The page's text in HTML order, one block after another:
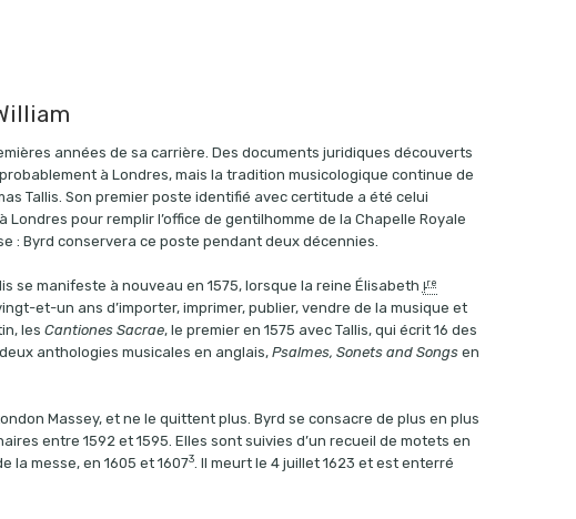
années de sa carrière. Des documents juridiques découverts
à Londres, mais la tradition musicologique continue de
Tallis. Son premier poste identifié avec certitude a été celui
Londres pour remplir l’office de gentilhomme de la Chapelle Royale
: Byrd conservera ce poste pendant deux décennies.
se manifeste à nouveau en 1575, lorsque la reine Élisabeth Ire
et-un ans d’importer, imprimer, publier, vendre de la musique et
les Cantiones Sacrae, le premier en 1575 avec Tallis, qui écrit 16 des
anthologies musicales en anglais, Psalmes, Sonets and Songsen
Massey, et ne le quittent plus. Byrd se consacre de plus en plus
entre 1592 et 1595. Elles sont suivies d’un recueil de motets en
la messe, en 1605 et 16073. Il meurt le 4 juillet 1623 et est enterré